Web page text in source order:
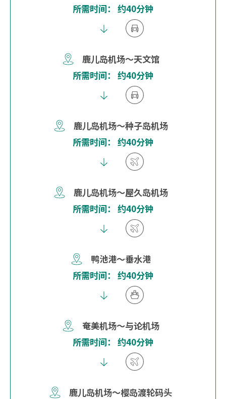
所需时间： 约40分钟
鹿儿岛机场～天文馆
所需时间： 约40分钟
鹿儿岛机场～种子岛机场
所需时间： 约40分钟
鹿儿岛机场～屋久岛机场
所需时间： 约40分钟
鸭池港～垂水港
所需时间： 约40分钟
奄美机场～与论机场
所需时间： 约40分钟
鹿儿岛机场～樱岛渡轮码头